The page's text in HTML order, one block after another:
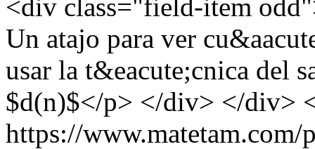
<div class="field-item
Un atajo para ver
usar la t&eacute;cnica del
$d(n)$</p> </div> </div>
https://www.matetam.com/